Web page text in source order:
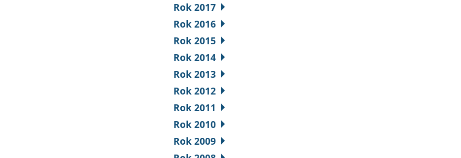
Rok 2017
Rok 2016
Rok 2015
Rok 2014
Rok 2013
Rok 2012
Rok 2011
Rok 2010
Rok 2009